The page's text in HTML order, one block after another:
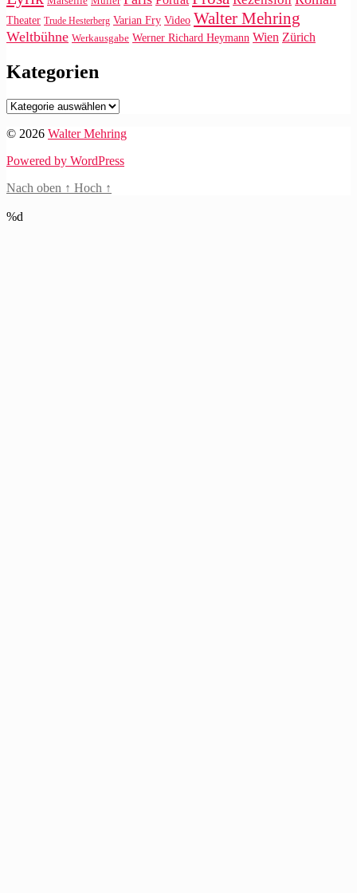
Theater Trude Hesterberg Varian Fry Video Walter Mehring
Weltbühne Werkausgabe Werner Richard Heymann Wien Zürich
Kategorien
Kategorien
© 2026 Walter Mehring
Powered by WordPress
Nach oben ↑ Hoch ↑
%d